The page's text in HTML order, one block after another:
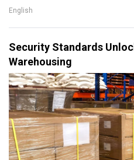
English
Security Standards
Warehousing